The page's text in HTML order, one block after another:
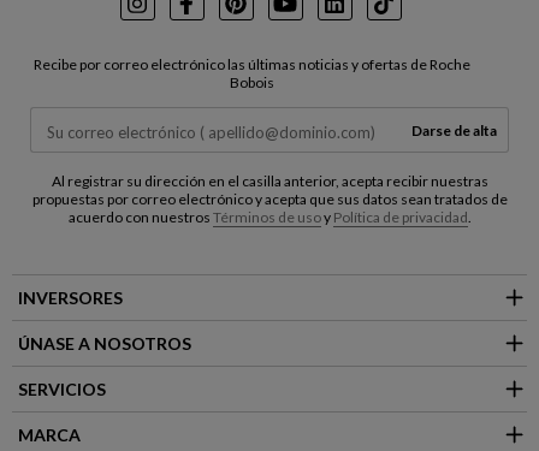
InstagramFacebookPinterest
YoutubeLinkedInTikTok
Recibe por correo electrónico las últimas noticias y ofertas de Roche
Bobois
Darse de alta
Al registrar su dirección en el casilla anterior, acepta recibir nuestras
propuestas por correo electrónico y acepta que sus datos sean tratados de
acuerdo con nuestros Términos de usoy Política de privacidad.
INVERSORES
ÚNASE A NOSOTROS
SERVICIOS
MARCA